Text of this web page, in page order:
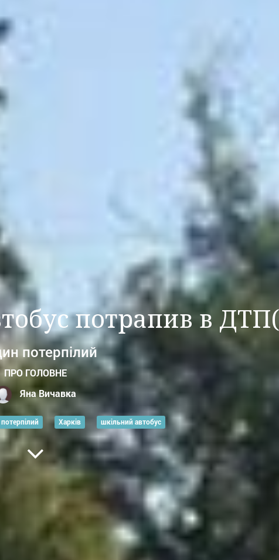
потрапив в
потерпілий
ПРО ГОЛОВНЕ
Яна Вичавка
потерпілий Харків шкільний автобус